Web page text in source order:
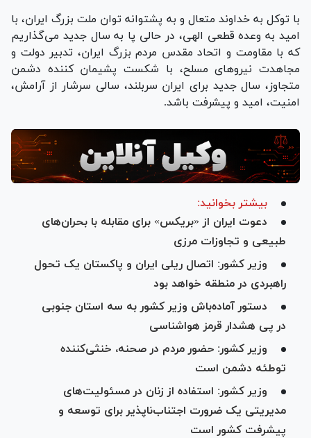
با توکل به خداوند متعال و به پشتوانه توان ملت بزرگ ایران، با
امید به وعده قطعی الهی، در حالی پا به سال جدید می‌گذاریم
که با مقاومت و اتحاد مقدس مردم بزرگ ایران، تدبیر دولت و
مجاهدت نیرو‌های مسلح، با شکست پشیمان کننده دشمن
متجاوز، سال جدید برای ایران سربلند، سالی سرشار از آرامش،
امنیت، امید و پیشرفت باشد.
بیشتر بخوانید:
دعوت ایران از «بریکس» برای مقابله با بحران‌های
طبیعی و تجاوزات مرزی
وزیر کشور: اتصال ریلی ایران و پاکستان یک تحول
راهبردی در منطقه خواهد بود
دستور آماده‌باش وزیر کشور به سه استان جنوبی
در پی هشدار قرمز هواشناسی
وزیر کشور: حضور مردم در صحنه، خنثی‌کننده
توطئه دشمن است
وزیر کشور: استفاده از زنان در مسئولیت‌های
مدیریتی یک ضرورت اجتناب‌ناپذیر برای توسعه و
پیشرفت کشور است